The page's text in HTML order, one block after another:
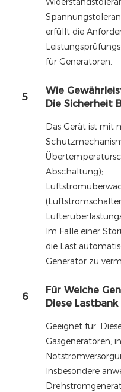
erfüllt die
für Generatoren.
5
Wie
Die Sicherheit
Das Gerät ist mit
Abschaltung);
Im Falle einer
die Last
Generator zu
6
Für Welche
Diese
Geeignet für:
Gasgeneratoren;
Insbesondere